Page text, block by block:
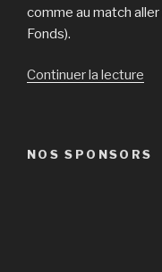
comme au match
Fonds).
Continuer la lecture
–
NOS SPONSORS